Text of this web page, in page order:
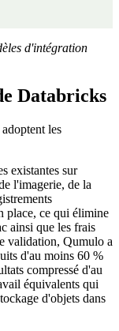
d'intégration
Databricks
les
existantes sur
l'imagerie, de la
place, ce qui élimine
ainsi que les frais
validation, Qumulo a
d'au moins 60 %
compressé d'au
équivalents qui
d'objets dans